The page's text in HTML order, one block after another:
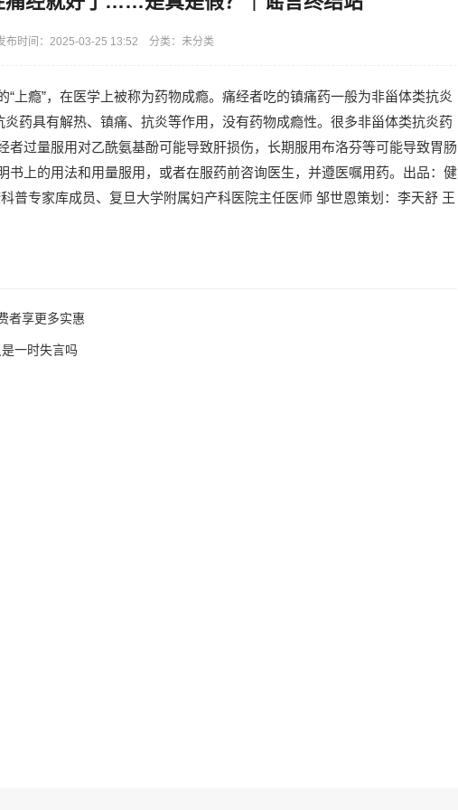
布时间：2025-03-25 13:52 分类：未分类
瘾”，在医学上被称为药物成瘾。痛经者吃的镇痛药一般为非甾体类抗炎
药具有解热、镇痛、抗炎等作用，没有药物成瘾性。很多非甾体类抗炎药
者过量服用对乙酰氨基酚可能导致肝损伤，长期服用布洛芬等可能导致胃肠
书上的用法和用量服用，或者在服药前咨询医生，并遵医嘱用药。出品：健
普专家库成员、复旦大学附属妇产科医院主任医师 邹世恩策划：李天舒 王
者享更多实惠
一时失言吗